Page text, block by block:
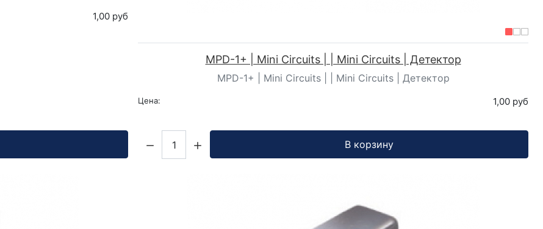
1,00 руб
MPD-1+ | Mini Circuits | | Mini Circuits | Детектор
MPD-1+ | Mini Circuits | | Mini Circuits | Детектор
Цена: 1,00 руб
В корзину